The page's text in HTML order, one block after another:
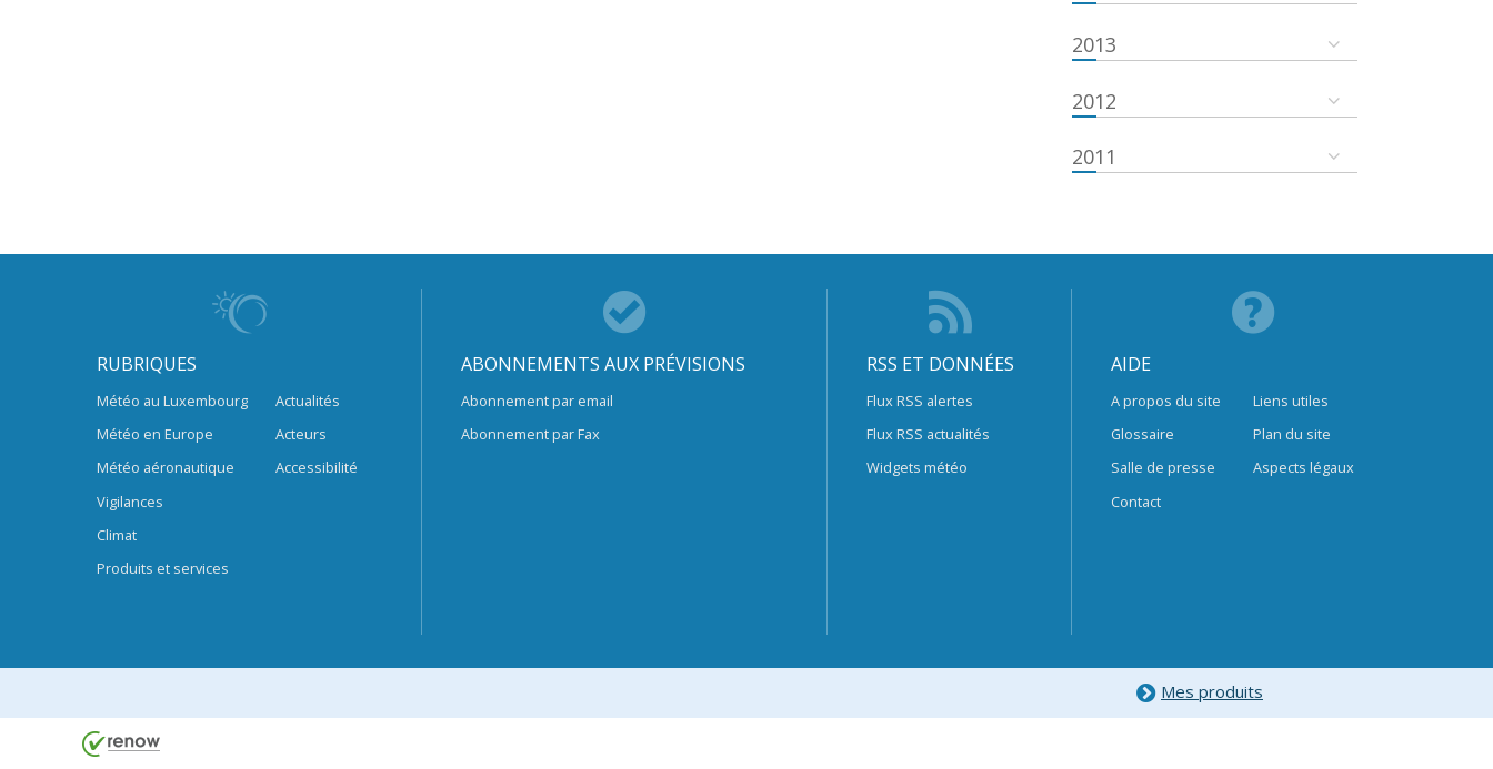
2013
2012
2011
RUBRIQUES
Météo au Luxembourg
Météo en Europe
Météo aéronautique
Vigilances
Climat
Produits et services
Actualités
Acteurs
Accessibilité
ABONNEMENTS AUX PRÉVISIONS
Abonnement par email
Abonnement par Fax
RSS ET DONNÉES
Flux RSS alertes
Flux RSS actualités
Widgets météo
AIDE
A propos du site
Glossaire
Salle de presse
Contact
Liens utiles
Plan du site
Aspects légaux
Mes produits